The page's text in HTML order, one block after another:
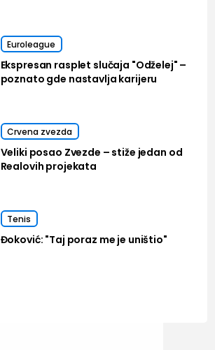
Euroleague
Ekspresan rasplet slučaja "Odželej" –
poznato gde nastavlja karijeru
Crvena zvezda
Veliki posao Zvezde – stiže jedan od
Realovih projekata
Tenis
Đoković: "Taj poraz me je uništio"